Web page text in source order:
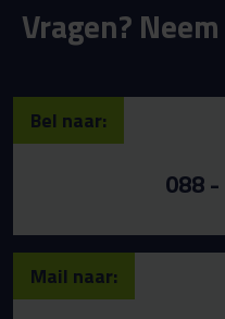
Vragen?
Bel naar:
088
Mail naar: